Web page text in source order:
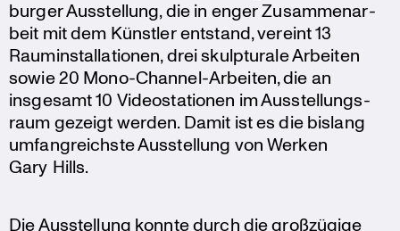
burger Ausstel­lung, die in enger Zusam­men­ar­
beit mit dem Künstler entstand, vereint 13
Raumin­stal­la­tionen, drei skulp­tu­rale Arbeiten
sowie 20 Mono-Channel-Arbeiten, die an
insgesamt 10 Video­sta­tionen im Ausstel­lungs­
raum gezeigt werden. Damit ist es die bislang
umfang­reichste Ausstel­lung von Werken
Gary Hills.
Die Ausstel­lung konnte durch die großzü­gige